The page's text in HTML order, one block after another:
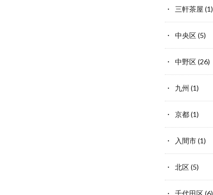
三軒茶屋 (1)
中央区(5)
中野区(26)
九州 (1)
京都(1)
入間市(1)
北区(5)
千代田区(6)